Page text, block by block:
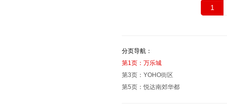
1
分页导航：
第1页：万乐城
第3页：YOHO街区
第5页：悦达南郊华都